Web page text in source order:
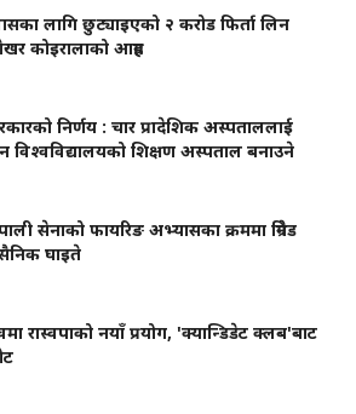
लागि छुट्याइएको २ करोड फिर्ता लिन
कोइरालाको आग्रह
निर्णय : चार प्रादेशिक अस्पताललाई
विश्वविद्यालयको शिक्षण अस्पताल बनाउने
सेनाको फायरिङ अभ्यासका क्रममा ग्रिनेड
घाइते
रास्वपाको नयाँ प्रयोग, 'क्यान्डिडेट क्लब'बाट